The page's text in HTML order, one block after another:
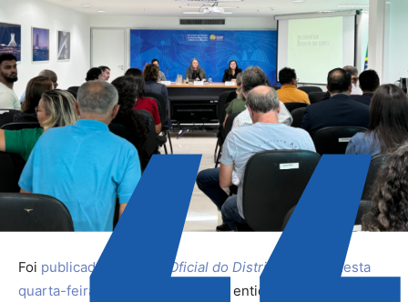
Foi publicada no Diário Oficial do Distrito Federal
desta
quarta-feira (12)
a lista com as 11 entidades da sociedade